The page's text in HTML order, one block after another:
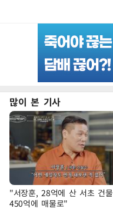
많이 본 기사
"서장훈, 28억에 산 서초 건물
450억에 매물로"